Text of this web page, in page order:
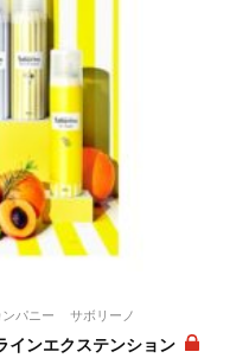
パニー サボリーノ
インエクステンション